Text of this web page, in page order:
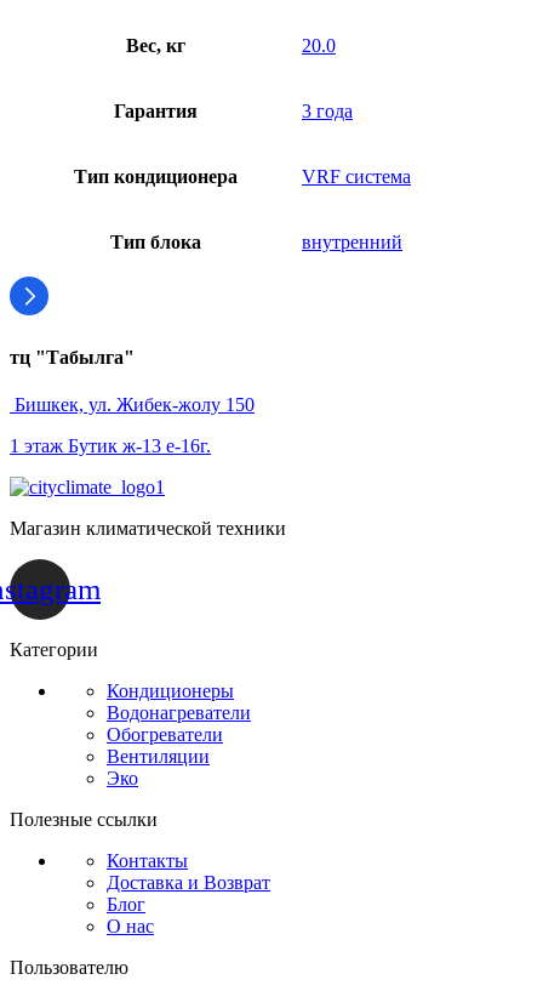
Вес, кг 20.0
Гарантия 3 года
Тип кондиционера VRF система
Тип блока внутренний
тц "Табылга"
Бишкек, ул. Жибек-жолу 150
1 этаж Бутик ж-13 е-16г.
Магазин климатической техники
Категории
Кондиционеры
Водонагреватели
Обогреватели
Вентиляции
Эко
Полезные ссылки
Контакты
Доставка и Возврат
Блог
О нас
Пользователю